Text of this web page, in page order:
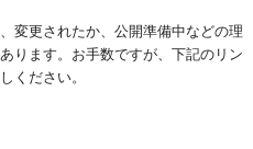
変更されたか、公開準備中などの理
ります。お手数ですが、下記のリン
ください。